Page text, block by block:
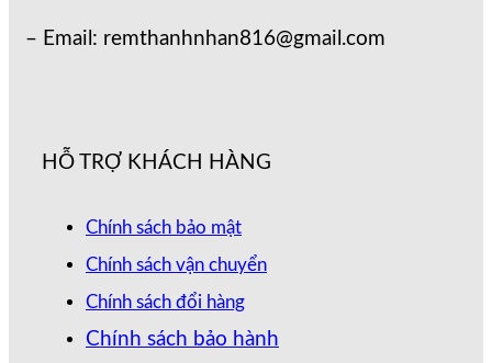
– Email: remthanhnhan816@gmail.com
HỖ TRỢ KHÁCH HÀNG
Chính sách bảo mật
Chính sách vận chuyển
Chính sách đổi hàng
Chính sách bảo hành